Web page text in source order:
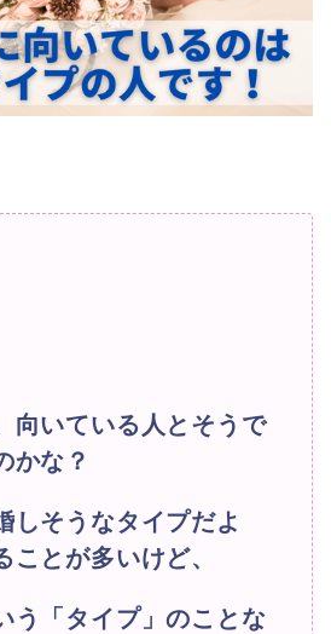
向いている人とそうで
かな？
しそうなタイプだよ
ことが多いけど、
う「タイプ」のことな